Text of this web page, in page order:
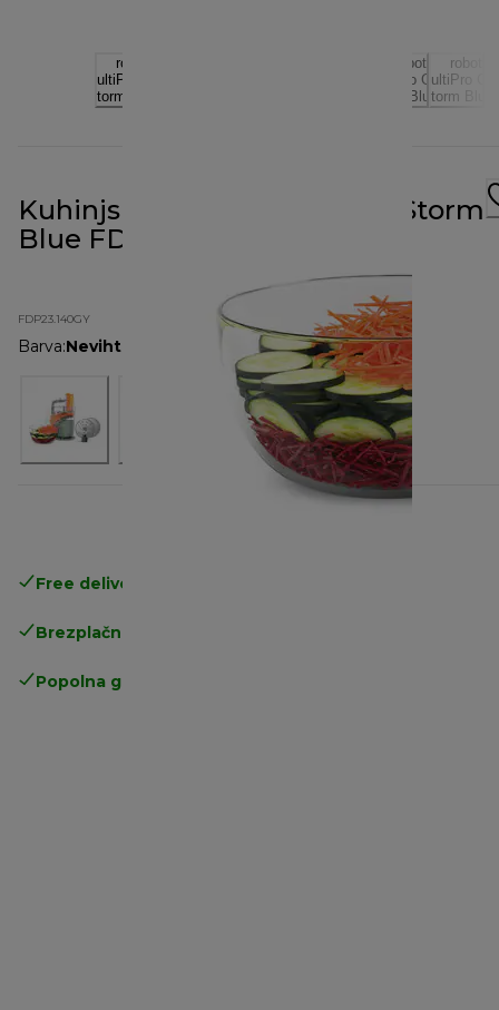
Kuhinjski robot MultiPro Go Storm
Blue FDP23.140GY
FDP23.140GY
Barva:Nevihtno modra
Free delivery in 1-3 days
Brezplačna vračila
Popolna garancija proizvajalca